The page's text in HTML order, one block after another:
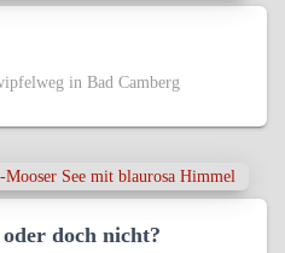
in Bad Camberg
doch nicht?